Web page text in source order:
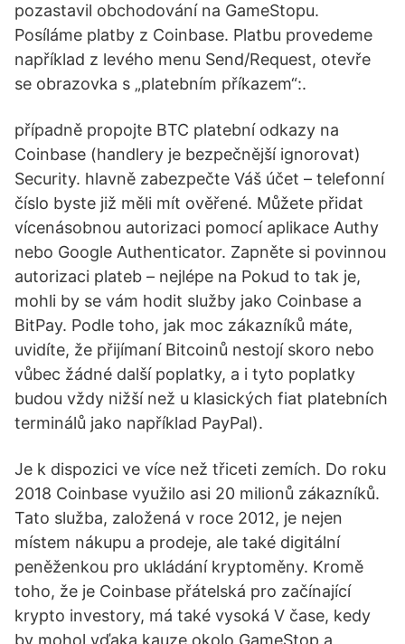
pozastavil obchodování na GameStopu.
Posíláme platby z Coinbase. Platbu provedeme
například z levého menu Send/Request, otevře
se obrazovka s „platebním příkazem“:.
případně propojte BTC platební odkazy na
Coinbase (handlery je bezpečnější ignorovat)
Security. hlavně zabezpečte Váš účet – telefonní
číslo byste již měli mít ověřené. Můžete přidat
vícenásobnou autorizaci pomocí aplikace Authy
nebo Google Authenticator. Zapněte si povinnou
autorizaci plateb – nejlépe na Pokud to tak je,
mohli by se vám hodit služby jako Coinbase a
BitPay. Podle toho, jak moc zákazníků máte,
uvidíte, že přijímaní Bitcoinů nestojí skoro nebo
vůbec žádné další poplatky, a i tyto poplatky
budou vždy nižší než u klasických fiat platebních
terminálů jako například PayPal).
Je k dispozici ve více než třiceti zemích. Do roku
2018 Coinbase využilo asi 20 milionů zákazníků.
Tato služba, založená v roce 2012, je nejen
místem nákupu a prodeje, ale také digitální
peněženkou pro ukládání kryptoměny. Kromě
toho, že je Coinbase přátelská pro začínající
krypto investory, má také vysoká V čase, kedy
by mohol vďaka kauze okolo GameStop a